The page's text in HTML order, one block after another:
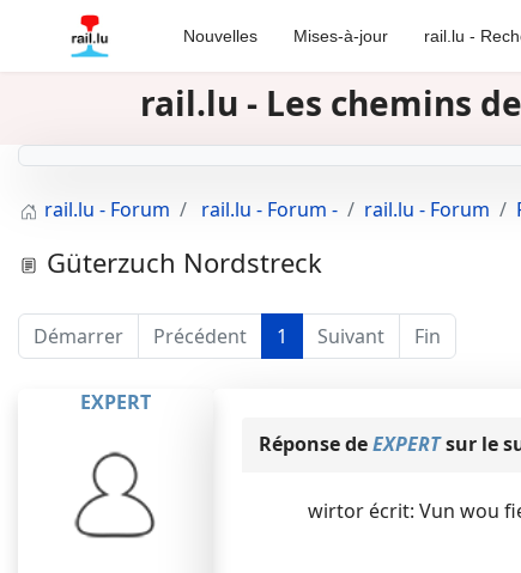
Nouvelles Mises-à-jour rail.lu -
rail.lu - Les chemins
rail.lu - Forum rail.lu - Forum - rail.lu - Forum
Güterzuch Nordstreck
Démarrer Précédent 1 Suivant Fin
EXPERT
Réponse deEXPERTsur le
wirtor écrit: Vun wou